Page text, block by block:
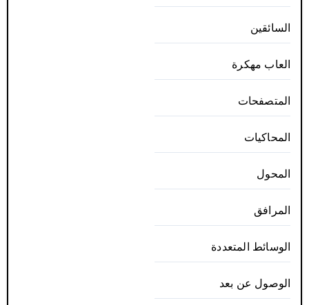
السائقين
العاب مهكرة
المتصفحات
المحاكيات
المحول
المرافق
الوسائط المتعددة
الوصول عن بعد